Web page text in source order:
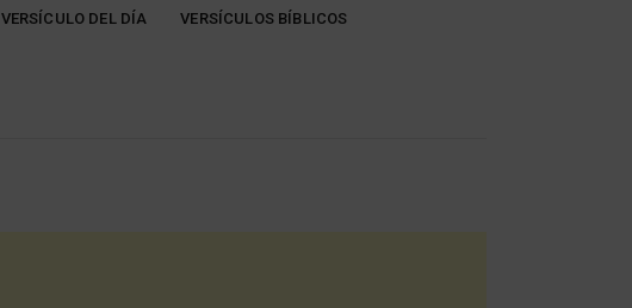
VERSÍCULO DEL DÍA VERSÍCULOS BÍBLICOS